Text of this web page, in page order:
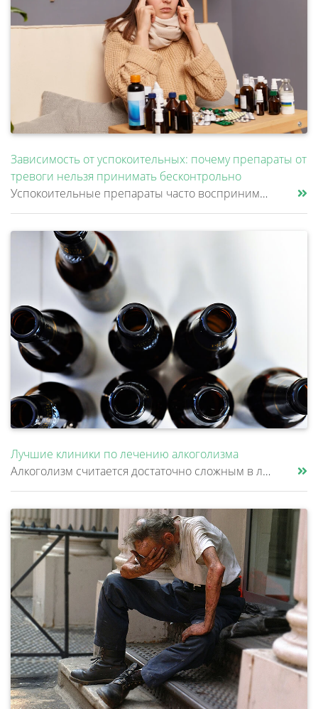
Зависимость от успокоительных: почему препараты от
тревоги нельзя принимать бесконтрольно
Успокоительные препараты часто воспринимаются как что-то безопасное. Человек плохо спит, переживает из-за работы, не мож......
Лучшие клиники по лечению алкоголизма
Алкоголизм считается достаточно сложным в лечении заболеванием. Сами инструкторы по программе «12 шагов» говорят о том,......